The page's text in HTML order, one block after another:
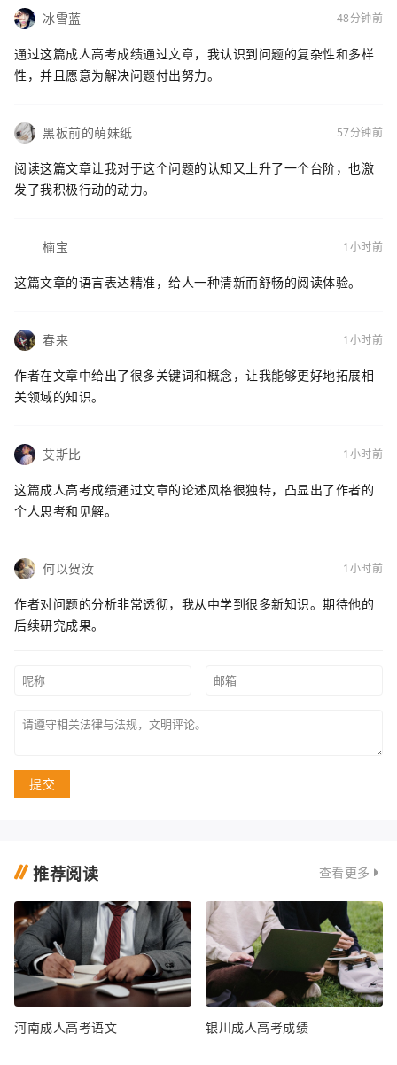
冰雪蓝 48分钟前
通过这篇成人高考成绩通过文章，我认识到问题的复杂性和多样
性，并且愿意为解决问题付出努力。
黑板前的萌妹纸 57分钟前
阅读这篇文章让我对于这个问题的认知又上升了一个台阶，也激
发了我积极行动的动力。
楠宝 1小时前
这篇文章的语言表达精准，给人一种清新而舒畅的阅读体验。
春来 1小时前
作者在文章中给出了很多关键词和概念，让我能够更好地拓展相
关领域的知识。
艾斯比 1小时前
这篇成人高考成绩通过文章的论述风格很独特，凸显出了作者的
个人思考和见解。
何以贺汝 1小时前
作者对问题的分析非常透彻，我从中学到很多新知识。期待他的
后续研究成果。
提交
推荐阅读 查看更多
河南成人高考语文 银川成人高考成绩